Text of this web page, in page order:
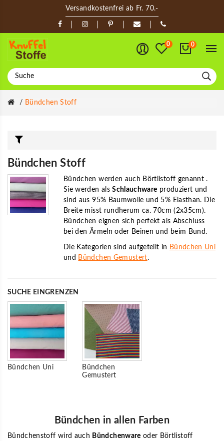
Versandkostenfrei ab Fr. 70.-
0 0
Bündchen Stoff
Bündchen Stoff
Bündchen werden auch Börtlistoff genannt .
Sie werden alsSchlauchware produziert und
sind aus 95% Baumwolle und 5% Elasthan. Die
Breite misst rundherum ca. 70cm (2x35cm).
Bündchen eignen sich perfekt als Abschluss
bei den Ärmeln oder Beinen und beim Bund.
Die Kategorien sind aufgeteilt in Bündchen Uni
und Bündchen Gemustert.
SUCHE EINGRENZEN
Bündchen Uni
Bündchen
Gemustert
Bündchen in allen Farben
Bündchenstoff wird auch Bündchenware oder Börtlistoff